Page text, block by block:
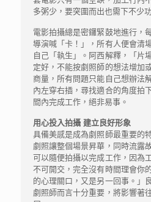
多粥少，要突圍而出也需下不少
電影拍攝總是密鑼緊鼓地進行，
導演喊「卡！」，所有人便會清
自己「執生」。阿西解釋，「片
定好，不能按劇照師的想法增加
商量，所有問題只能自己想辦法
內左穿右插，尋找適合的角度拍
間內完成工作，絕非易事。
用心投入拍攝 建立良好形象
具備美感是成為劇照師最重要的
劇照讓整個場景昇華，同時流露
可以隨便拍攝以完成工作，因為
不可開交，完全沒有時間理會你
的心理關口，又是另一回事。」
劇照師而言十分重要，將影響著